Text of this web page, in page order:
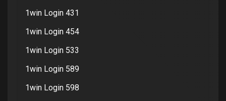
1win Login 431
1win Login 454
1win Login 533
1win Login 589
1win Login 598